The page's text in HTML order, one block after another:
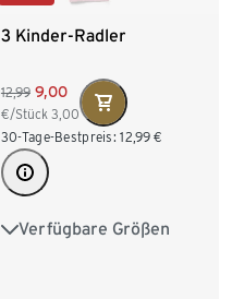
3 Kinder-Radler
12,99 9,00
€/Stück 3,00
30-Tage-Bestpreis: 12,99 €
Verfügbare Größen
86/92 98/104